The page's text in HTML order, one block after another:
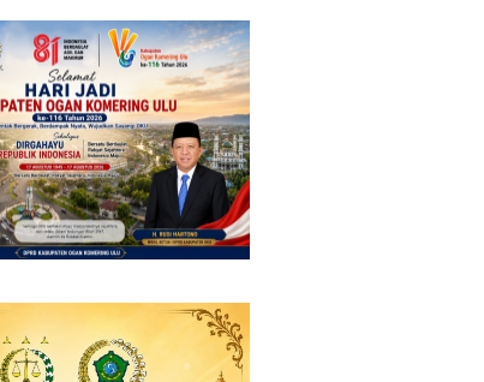
Ajang Bergengsi Cetak
Relawan Muda Berprestasi